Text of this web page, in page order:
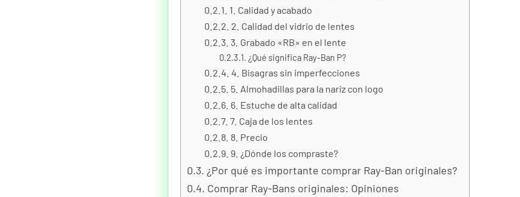
1. Calidad y acabado
2. Calidad del vidrio de lentes
3. Grabado «RB» en el lente
¿Qué significa Ray-Ban P?
4. Bisagras sin imperfecciones
5. Almohadillas para la nariz con logo
6. Estuche de alta calidad
7. Caja de los lentes
8. Precio
9. ¿Dónde los compraste?
¿Por qué es importante comprar Ray-Ban originales?
Comprar Ray-Bans originales: Opiniones